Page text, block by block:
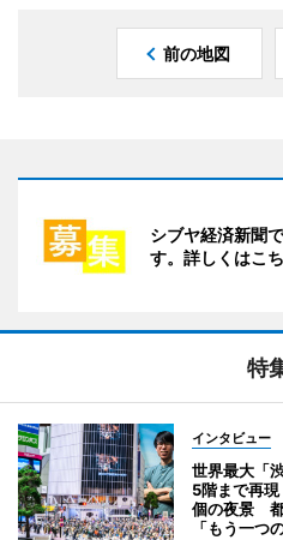
前の地図
シブヤ経済新聞
す。詳しくはこち
特
インタビュー
世界最大「
5階まで再
個の夜景 都
「もう一つ